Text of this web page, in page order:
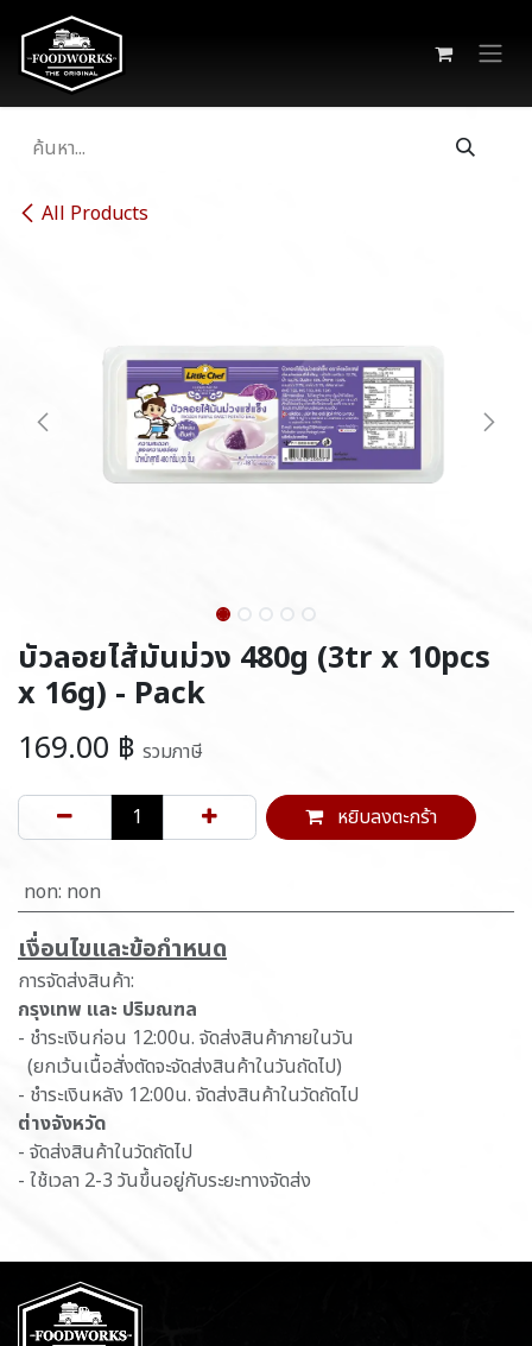
Skip to Content
All Products
บัวลอยไส้มันม่วง 480g (3tr x 10pcs
x 16g) - Pack
169.00 ฿ รวมภาษี
หยิบลงตะกร้า
non: non
เ​งื่อนไขและข้อกำหนด
การจัดส่งสินค้า:
กรุงเทพ และ ปริมณฑล
- ชำระเงินก่อน 12:00น. จัดส่งสินค้าภายในวัน
(ยกเว้นเนื้อสั่งตัดจะจัดส่งสินค้าในวันถัดไป)
- ชำระเงินหลัง 12:00น. จัดส่งสินค้าในวัดถัดไป
ต่างจังหวัด
- จัดส่งสินค้าในวัดถัดไป
- ใช้เวลา 2-3 วันขึ้นอยู่กับระยะทางจัดส่ง